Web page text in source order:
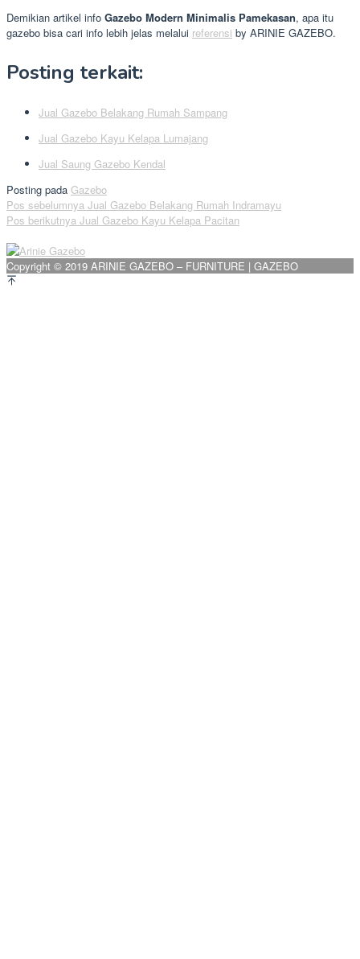
Demikian artikel info Gazebo Modern Minimalis Pamekasan, apa itu
gazebo bisa cari info lebih jelas melalui referensi by ARINIE GAZEBO.
Posting terkait:
Jual Gazebo Belakang Rumah Sampang
Jual Gazebo Kayu Kelapa Lumajang
Jual Saung Gazebo Kendal
Posting pada Gazebo
Navigasi
pos
Pos sebelumnya Jual Gazebo Belakang Rumah Indramayu
Pos berikutnya Jual Gazebo Kayu Kelapa Pacitan
Copyright © 2019 ARINIE GAZEBO – FURNITURE | GAZEBO